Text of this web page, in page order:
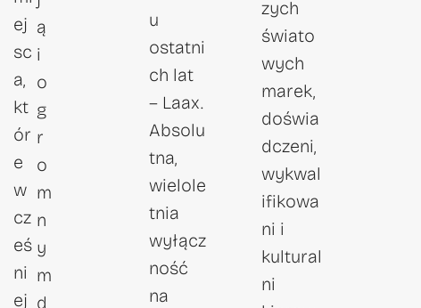
ej
sc
a,
kt
ór
e
w
cz
eś
ni
ej
ą
i
o
g
r
o
m
n
y
m
d
u
ostatni
ch lat
– Laax.
Absolu
tna,
wielole
tnia
wyłącz
ność
na
zych
świato
wych
marek,
doświa
dczeni,
wykwal
ifikowa
ni i
kultural
ni